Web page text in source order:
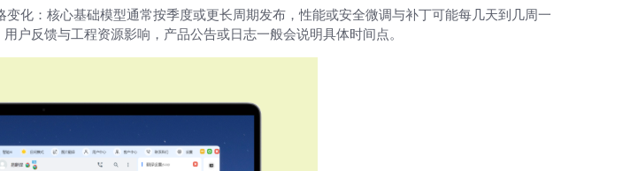
化：核心基础模型通常按季度或更长周期发布，性能或安全微调与补丁可能每几天到几周一
户反馈与工程资源影响，产品公告或日志一般会说明具体时间点。